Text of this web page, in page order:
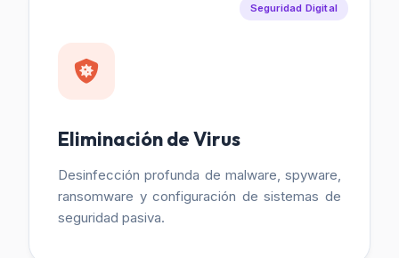
Seguridad Digital
Eliminación de Virus
Desinfección profunda de malware, spyware,
ransomware y configuración de sistemas de
seguridad pasiva.